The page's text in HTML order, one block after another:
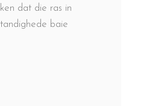
dat die ras in
baie